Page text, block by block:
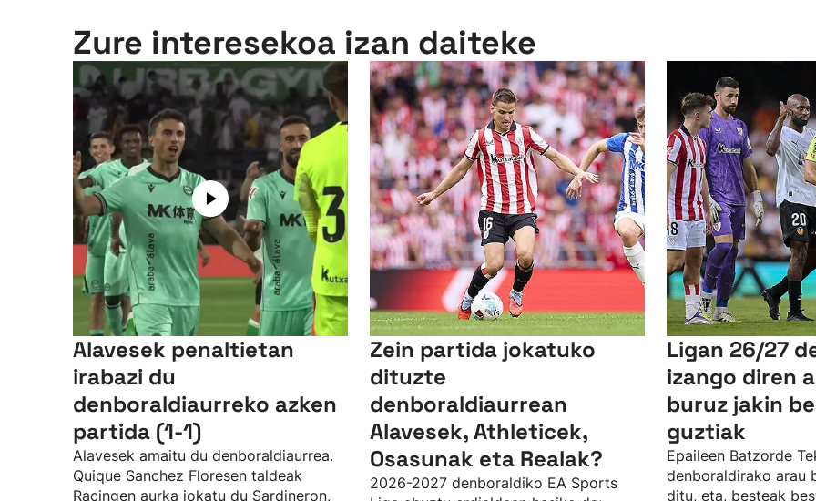
Zure interesekoa izan daiteke
Alavesek penaltietan
irabazi du
denboraldiaurreko azken
partida (1-1)
Alavesek amaitu du denboraldiaurrea.
Quique Sanchez Floresen taldeak
Racingen aurka jokatu du Sardineron,
Zein partida jokatuko
dituzte
denboraldiaurrean
Alavesek, Athleticek,
Osasunak eta Realak?
2026-2027 denboraldiko EA Sports
Ligan 26/27
izango diren
buruz jakin
guztiak
Epaileen Batzorde
denboraldirako arau
ditu, eta, besteak